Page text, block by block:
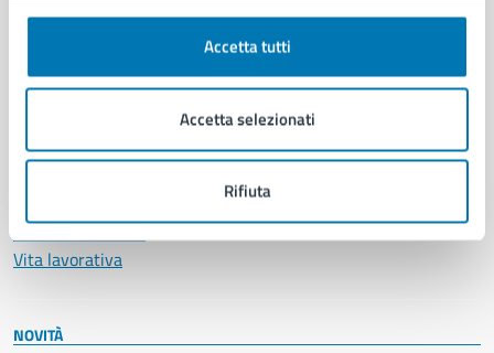
Accetta tutti
Accetta selezionati
Rifiuta
Anagrafe e stato civile
Cultura e tempo libero
Documenti e certificati
Educazione e formazione
Giustizia e sicurezza pubblica
Salute, benessere e assistenza
Servizi Cimiteriali
Vita lavorativa
NOVITÀ